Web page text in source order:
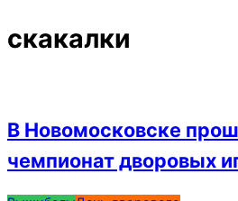
скакалки
В Новомосковске
чемпионат дворовых